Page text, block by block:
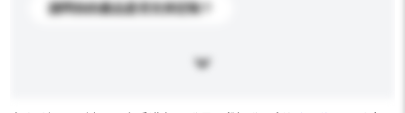
請問你的產品是否支持定制？